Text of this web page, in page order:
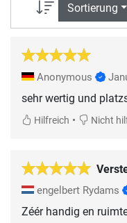
Sortierung
Anonymous
sehr wertig und
Hilfreich • Nicht
engelbert Rydams
Zéér handig en